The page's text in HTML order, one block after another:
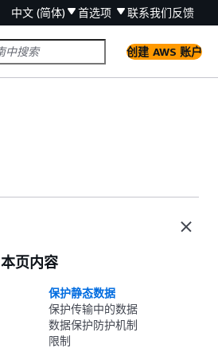
中文 (简体) 首选项 联系我们反馈
创建 AWS 账户
本页内容
保护静态数据
保护传输中的数据
数据保护防护机制
限制